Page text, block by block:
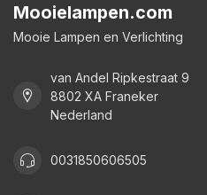
Mooielampen.com
Mooie Lampen en Verlichting
van Andel Ripkestraat 9
8802 XA Franeker
Nederland
0031850606505